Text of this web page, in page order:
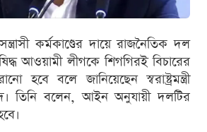
কর্মকাণ্ডের দায়ে রাজনৈতিক দল
আওয়ামী লীগকে শিগগিরই বিচারের
হবে বলে জানিয়েছেন স্বরাষ্ট্রমন্ত্রী
তিনি বলেন, আইন অনুযায়ী দলটির